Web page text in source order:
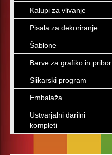
Kalupi za vlivanje
Pisala za dekoriranje
Šablone
Barve za grafiko in pribor
Slikarski program
Embalaža
Ustvarjalni darilni
kompleti